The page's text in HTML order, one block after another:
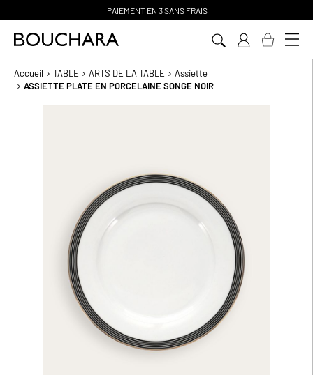
PAIEMENT EN 3 SANS FRAIS
Accueil TABLE ARTS DE LA TABLE
Assiette
ASSIETTE PLATE EN PORCELAINE SONGE NOIR